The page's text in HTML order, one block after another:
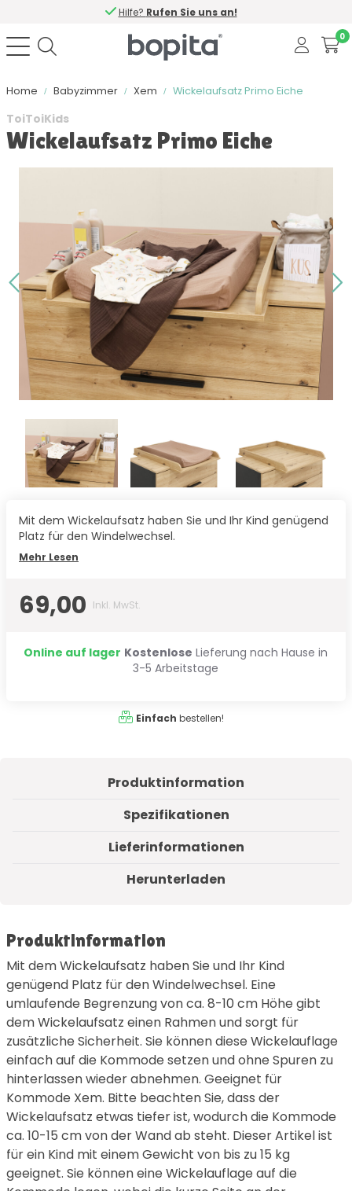
Hilfe? Rufen Sie uns an!
0
Home Babyzimmer Xem Wickelaufsatz Primo Eiche
ToiToiKids
Wickelaufsatz Primo Eiche
Mit dem Wickelaufsatz haben Sie und Ihr Kind genügend
Platz für den Windelwechsel.
Mehr Lesen
69,00 Inkl. MwSt.
Online auf lager Kostenlose Lieferung nach Hause in
3-5 Arbeitstage
Einfach bestellen!
Produktinformation
Spezifikationen
Lieferinformationen
Herunterladen
Produktinformation
Mit dem Wickelaufsatz haben Sie und Ihr Kind
genügend Platz für den Windelwechsel. Eine
umlaufende Begrenzung von ca. 8-10 cm Höhe gibt
dem Wickelaufsatz einen Rahmen und sorgt für
zusätzliche Sicherheit. Sie können diese Wickelauflage
einfach auf die Kommode setzen und ohne Spuren zu
hinterlassen wieder abnehmen. Geeignet für
Kommode Xem. Bitte beachten Sie, dass der
Wickelaufsatz etwas tiefer ist, wodurch die Kommode
ca. 10-15 cm von der Wand ab steht. Dieser Artikel ist
für ein Kind mit einem Gewicht von bis zu 15 kg
geeignet. Sie können eine Wickelauflage auf die